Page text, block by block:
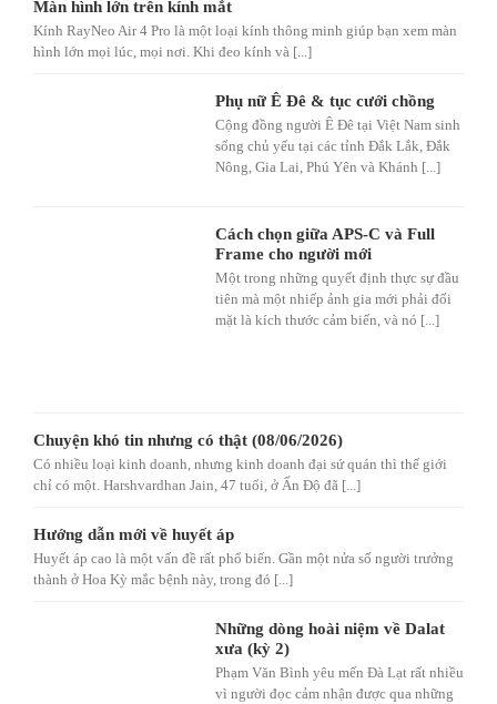
Màn hình lớn trên kính mắt
Kính RayNeo Air 4 Pro là một loại kính thông minh giúp bạn xem màn
hình lớn mọi lúc, mọi nơi. Khi đeo kính và [...]
Phụ nữ Ê Đê & tục cưới chồng
Cộng đồng người Ê Đê tại Việt Nam sinh
sống chủ yếu tại các tỉnh Đắk Lắk, Đắk
Nông, Gia Lai, Phú Yên và Khánh [...]
Cách chọn giữa APS-C và Full
Frame cho người mới
Một trong những quyết định thực sự đầu
tiên mà một nhiếp ảnh gia mới phải đối
mặt là kích thước cảm biến, và nó [...]
Chuyện khó tin nhưng có thật (08/06/2026)
Có nhiều loại kinh doanh, nhưng kinh doanh đại sứ quán thì thế giới
chỉ có một. Harshvardhan Jain, 47 tuổi, ở Ấn Độ đã [...]
Hướng dẫn mới về huyết áp
Huyết áp cao là một vấn đề rất phổ biến. Gần một nửa số người trưởng
thành ở Hoa Kỳ mắc bệnh này, trong đó [...]
Những dòng hoài niệm về Dalat
xưa (kỳ 2)
Phạm Văn Bình yêu mến Đà Lạt rất nhiều
vì người đọc cảm nhận được qua những